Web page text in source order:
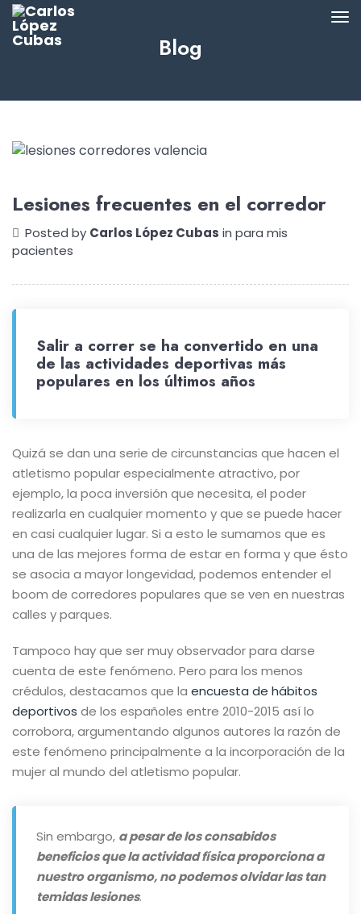
Blog
Lesiones frecuentes en el corredor
Posted by Carlos López Cubas in para mis
pacientes
Salir a correr se ha convertido en una
de las actividades deportivas más
populares en los últimos años
Quizá se dan una serie de circunstancias que hacen el
atletismo popular especialmente atractivo, por
ejemplo, la poca inversión que necesita, el poder
realizarla en cualquier momento y que se puede hacer
en casi cualquier lugar. Si a esto le sumamos que es
una de las mejores forma de estar en forma y que ésto
se asocia a mayor longevidad, podemos entender el
boom de corredores populares que se ven en nuestras
calles y parques.
Tampoco hay que ser muy observador para darse
cuenta de este fenómeno. Pero para los menos
crédulos, destacamos que la encuesta de hábitos
deportivos de los españoles entre 2010-2015 así lo
corrobora, argumentando algunos autores la razón de
este fenómeno principalmente a la incorporación de la
mujer al mundo del atletismo popular.
Sin embargo, a pesar de los consabidos
beneficios que la actividad física proporciona a
nuestro organismo, no podemos olvidar las tan
temidas lesiones.